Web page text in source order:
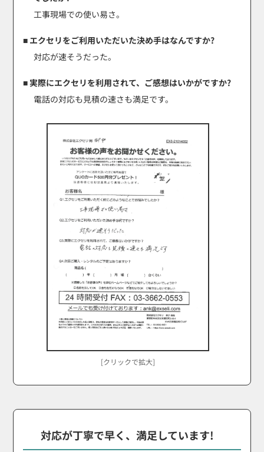
[クリックで拡大]
工事現場での使い易さ。
■ エクセリをご利用いただいた決め手はなんですか?
対応が速そうだった。
■ 実際にエクセリを利用されて、ご感想はいかがですか?
電話の対応も見積の速さも満足です。
対応が丁寧で早く、満足しています!